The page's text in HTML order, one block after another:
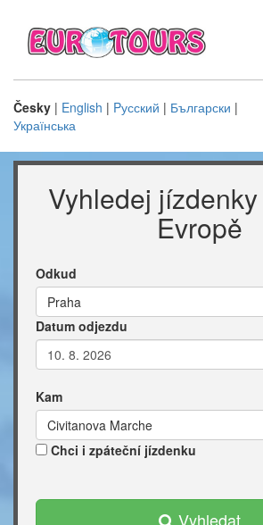
Česky | English | Pусский | Български |
Українська
Vyhledej
Evropě
Odkud
Praha
Datum odjezdu
Kam
Civitanova Marche
Chci i zpáteční jízdenku
Vyhledat